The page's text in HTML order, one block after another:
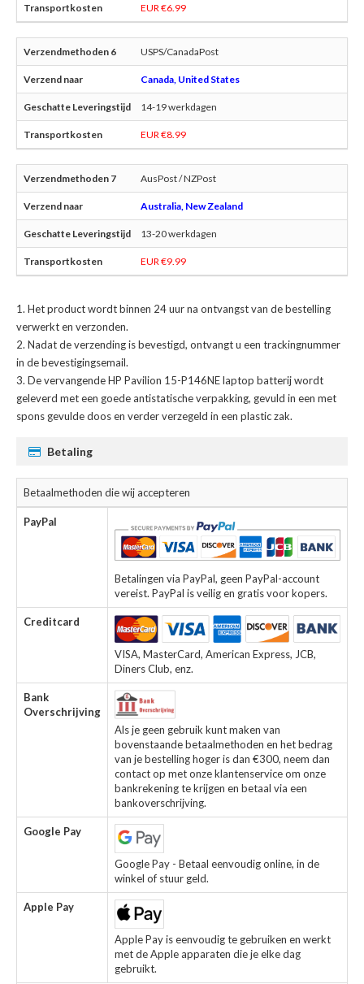
EUR €6.99
USPS/CanadaPost
Canada, United States
14-19 werkdagen
EUR €8.99
AusPost / NZPost
Australia, New Zealand
13-20 werkdagen
EUR €9.99
Het product wordt binnen 24 uur na ontvangst van de bestelling
verwerkt en verzonden.
Nadat de verzending is bevestigd, ontvangt u een trackingnummer
in de bevestigingsemail.
Devervangende HP Pavilion 15-P146NE laptop batterijwordt
geleverd met een goede antistatische verpakking, gevuld in een met
spons gevulde doos en verder verzegeld in een plastic zak.
Betaling
Betaalmethoden die wij accepteren
PayPal
Betalingen via PayPal, geen PayPal-account
vereist. PayPal is veilig en gratis voor kopers.
Creditcard
VISA, MasterCard, American Express, JCB,
Diners Club, enz.
Bank
Overschrijving
Als je geen gebruik kunt maken van
bovenstaande betaalmethoden en het bedrag
van je bestelling hoger is dan €300, neem dan
contact op met onze klantenservice om onze
bankrekening te krijgen en betaal via een
bankoverschrijving.
Google Pay
Google Pay - Betaal eenvoudig online, in de
winkel of stuur geld.
Apple Pay
Apple Pay is eenvoudig te gebruiken en werkt
met de Apple apparaten die je elke dag
gebruikt.